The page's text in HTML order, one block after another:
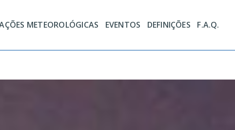
METEOROLÓGICAS EVENTOS DEFINIÇÕES F.A.Q.